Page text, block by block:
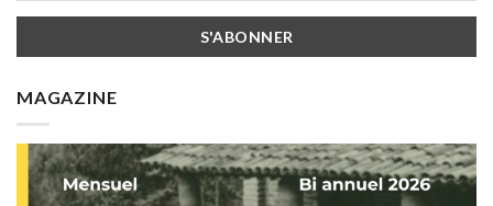
MAGAZINE